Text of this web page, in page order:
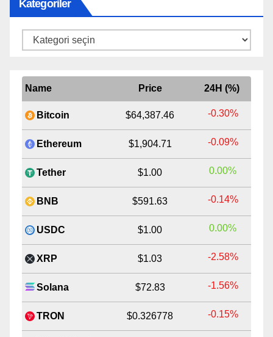
Kategoriler
Kategoriler
Name Price 24H (%)
Bitcoin $64,387.46 -0.30%
Ethereum $1,904.71 -0.09%
Tether $1.00 0.00%
BNB $591.63 -0.14%
USDC $1.00 0.00%
XRP $1.03 -2.58%
Solana $72.83 -1.56%
TRON $0.326778 -0.15%